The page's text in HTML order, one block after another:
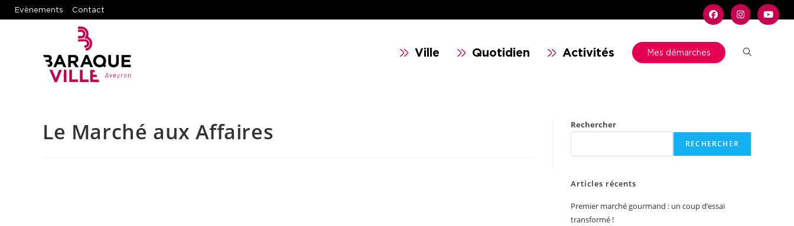
Evènements Contact
Ville Quotidien Activités Mes démarches
Le Marché aux Affaires Rechercher
RECHERCHER
Articles récents
Premier marché gourmand : un coup d’essai
transformé !